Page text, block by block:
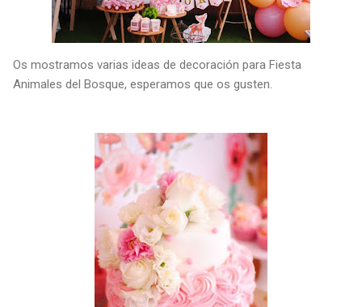
Os mostramos varias ideas de decoración para Fiesta
Animales del Bosque, esperamos que os gusten.